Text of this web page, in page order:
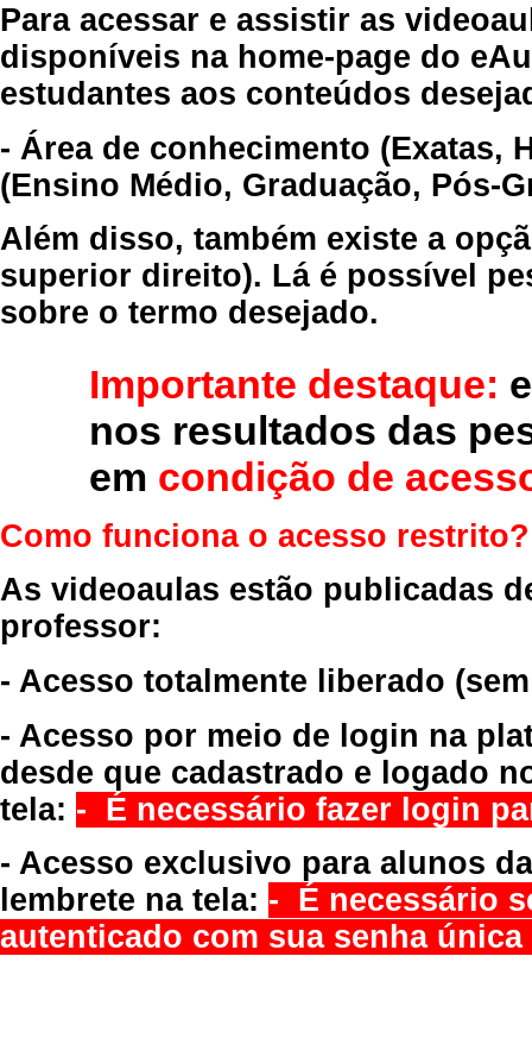
Para acessar e assistir as
disponíveis na home-page do
estudantes aos conteúdos
- Área de conhecimento (Exatas,
(Ensino Médio, Graduação, Pós-
Além disso, também existe a
superior direito). Lá é possível
sobre o termo desejado.
Importante destaque:
nos resultados das
em condição de
Como funciona o acesso restrito?
As videoaulas estão publicadas
professor:
- Acesso totalmente liberado
- Acesso por meio de login na
desde que cadastrado e logado
tela: - É necessário fazer login
- Acesso exclusivo para alunos
lembrete na tela: - É necessário
autenticado com sua senha